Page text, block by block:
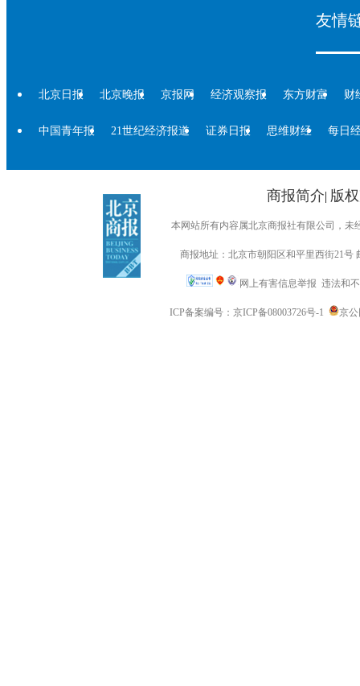
友情
北京日报 北京晚报 京报网 经济观察报 东方财富 财
中国青年报 21世纪经济报道 证券日报 思维财经 每日
商报简介| 版
本网站所有内容属北京商报社有限公司，未
商报地址：北京市朝阳区和平里西街21号
网上有害信息举报 违法和不
ICP备案编号：京ICP备08003726号-1 京公